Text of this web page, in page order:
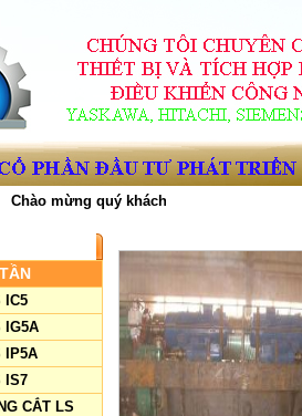
Chào mừng quý khách đến với VNID Trường
IC5
IG5A
IP5A
IS7
CẮT LS